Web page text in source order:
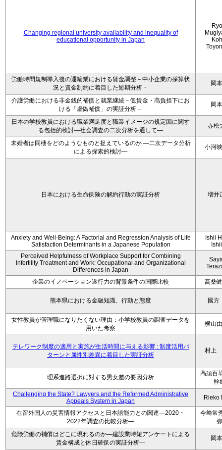
Changing regional university availability and inequality of
educational opportunity in Japan
労働時間規制導入後の運輸業における賃金調整－中小企業の採算状
況と資金制約に着目した短期分析－
岡
介護労働における非金銭的補償と就業継続－低賃金・高負担下にお
ける「虚偽補償」の実証分析－
岡
日本の学校教員における職業満足度と職業イメージの規定因に関す
る包括的検討―社会調査の二次分析を通して―
赤松
未婚者は同棲をどのようなものと捉えているのか —二次データ分析
による探索的検討—
小河
日本における生命保険の解約行動の実証分析 増井
Anxiety and Well-Being: A Factorial and Regression Analysis of Life
Satisfaction Determinants in a Japanese Population
Ishii
Perceived Helpfulness of Workplace Support for Combining
Infertility Treatment and Work: Occupational and Organizational
Differences in Japan
企業のイノベーション遂行力の背景条件の国際比較 高桑
熊本県における金融知識、行動と態度 國
女性教員が管理職になりたくない理由：小学校教員の調査データを
用いた考察
横山
テレワーク制度の適用と実施が生活時間に与える影響 : 制度活用パ
ターンと属性別差異に着目した実証分析
村上
理系進路選択に対する男女差の要因分析
高須百
幹
Challenging the State? Lawyers and the Reformed Administrative
Appeals System in Japan
Rieko
在留外国人の災害情報アクセスと日本語能力との関連―2020・
2022年調査の比較分析―
今﨑常
弥
危険労働の補償はどこに現れるのか―建設業時短アンケートによる
賃金構成と休日確保の実証分析―
岡